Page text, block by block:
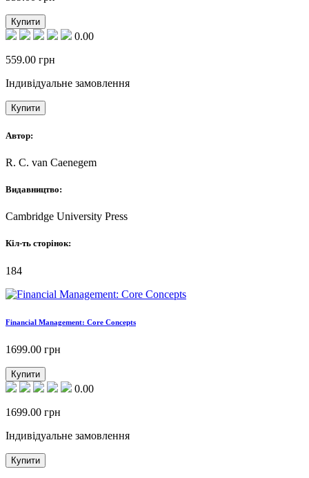
Купити
0.00
559.00 грн
Індивідуальне замовлення
Купити
Автор:
R. C. van Caenegem
Видавництво:
Cambridge University Press
Кіл-ть сторінок:
184
Financial Management: Core Concepts
1699.00 грн
Купити
0.00
1699.00 грн
Індивідуальне замовлення
Купити